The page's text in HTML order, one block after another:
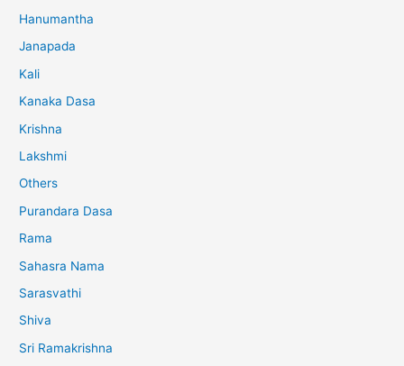
Hanumantha
Janapada
Kali
Kanaka Dasa
Krishna
Lakshmi
Others
Purandara Dasa
Rama
Sahasra Nama
Sarasvathi
Shiva
Sri Ramakrishna